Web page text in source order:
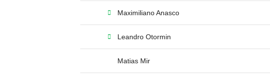
Maximiliano Anasco
Leandro Otormin
Matias Mir